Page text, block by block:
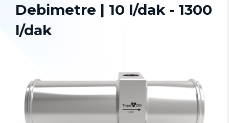
Debimetre | 10 l/dak - 1300
l/dak